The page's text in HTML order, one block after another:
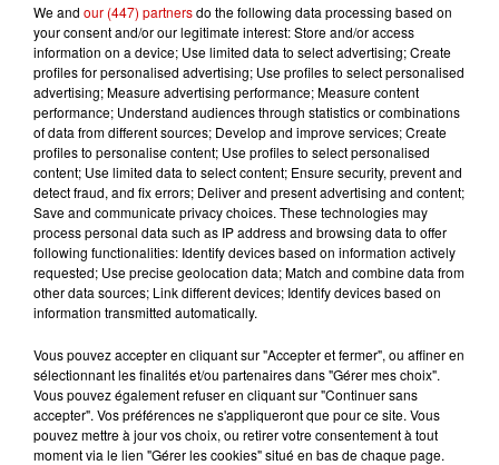
Gagnez vos places pour le
festival Marché Gourmand 2026
à Coulon !
Le Duel - Gagnez vos entrées
pour l'un des zoos de nos
régions !
Destination Vacances - Gagnez
votre séjour en famille au cœur
de la...
We and our (447) partnersdo the following data processing based on
your consent and/or our legitimate interest: Store and/or access
information on a device; Use limited data to select advertising; Create
profiles for personalised advertising; Use profiles to select personalised
advertising; Measure advertising performance; Measure content
performance; Understand audiences through statistics or combinations
of data from different sources; Develop and improve services; Create
profiles to personalise content; Use profiles to select personalised
content; Use limited data to select content; Ensure security, prevent and
detect fraud, and fix errors; Deliver and present advertising and content;
Save and communicate privacy choices. These technologies may
process personal data such as IP address and browsing data to offer
following functionalities: Identify devices based on information actively
requested; Use precise geolocation data; Match and combine data from
other data sources; Link different devices; Identify devices based on
information transmitted automatically.
Vous pouvez accepter en cliquant sur "Accepter et fermer", ou affiner en
sélectionnant les finalités et/ou partenaires dans "Gérer mes choix".
Vous pouvez également refuser en cliquant sur "Continuer sans
accepter". Vos préférences ne s'appliqueront que pour ce site. Vous
pouvez mettre à jour vos choix, ou retirer votre consentement à tout
moment via le lien "Gérer les cookies" situé en bas de chaque page.